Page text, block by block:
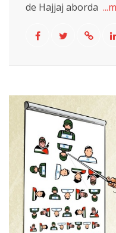
de Hajjaj aborda